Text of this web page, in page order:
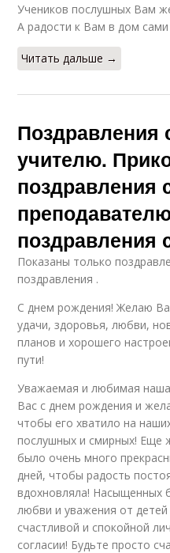
Учеников послушных Вам
А радости к Вам в дом сами
Читать дальше →
Поздравления
учителю.
поздравления
поздравления
Показаны только
поздравления .
С днем рождения! Желаю
удачи, здоровья, любви,
планов и хорошего
пути!
Уважаемая и любимая
Вас с днем рождения и
чтобы его хватило на
послушных и смирных!
было очень много
дней, чтобы радость
вдохновляла! Насыщенных
любви и уважения от
счастливой и спокойной
согласии! Будьте просто